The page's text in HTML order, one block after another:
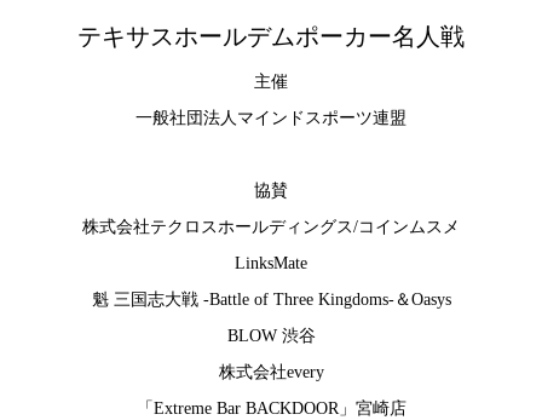
テキサスホールデムポーカー名人戦
主催
一般社団法人マインドスポーツ連盟
協賛
株式会社テクロスホールディングス/コインムスメ
LinksMate
魁 三国志大戦 -Battle of Three Kingdoms-＆Oasys
BLOW 渋谷
株式会社every
「Extreme Bar BACKDOOR」宮崎店